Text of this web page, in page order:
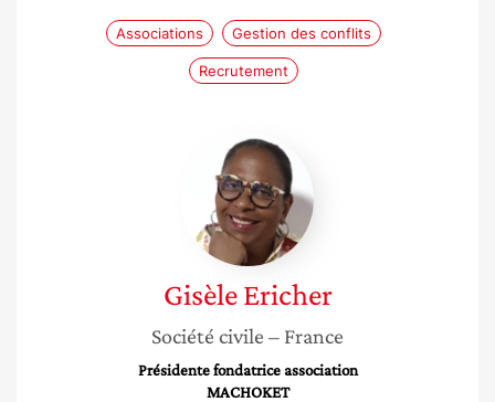
Associations Gestion des conflits
Recrutement
Gisèle
Ericher
Gisèle Ericher
Société civile – France
Présidente fondatrice association
MACHOKET